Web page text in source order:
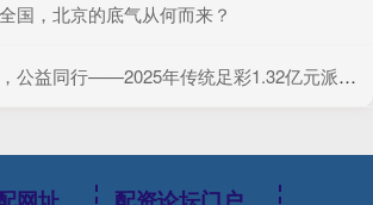
国，北京的底气从何而来？
益同行——2025年传统足彩1.32亿元派奖启动